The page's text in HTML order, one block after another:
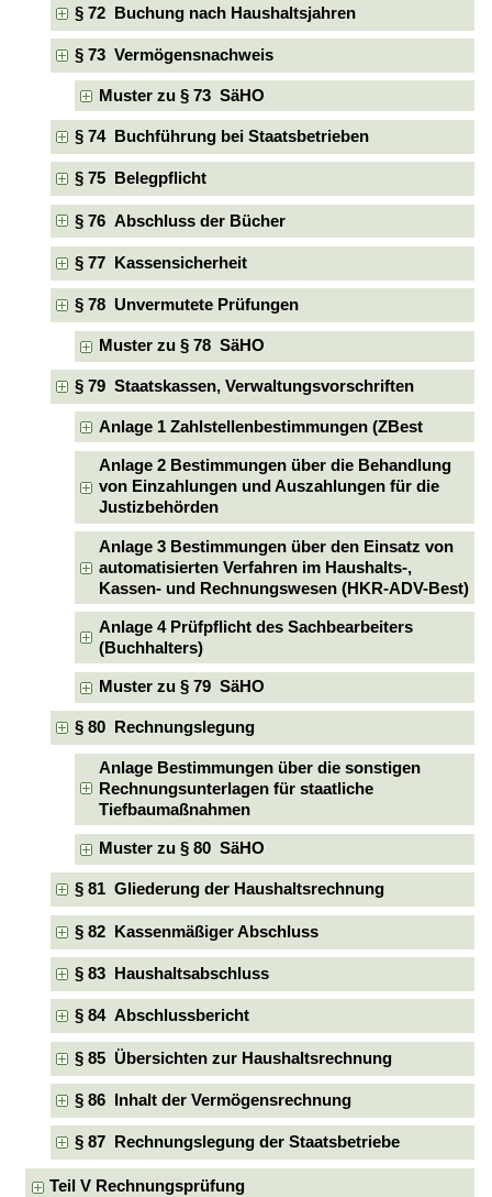
§ 72 Buchung nach Haushaltsjahren
§ 73 Vermögensnachweis
Muster zu § 73 SäHO
§ 74 Buchführung bei Staatsbetrieben
§ 75 Belegpflicht
§ 76 Abschluss der Bücher
§ 77 Kassensicherheit
§ 78 Unvermutete Prüfungen
Muster zu § 78 SäHO
§ 79 Staatskassen, Verwaltungsvorschriften
Anlage 1 Zahlstellenbestimmungen (ZBest
Anlage 2 Bestimmungen über die Behandlung
von Einzahlungen und Auszahlungen für die
Justizbehörden
Anlage 3 Bestimmungen über den Einsatz von
automatisierten Verfahren im Haushalts-,
Kassen- und Rechnungswesen (HKR-ADV-Best)
Anlage 4 Prüfpflicht des Sachbearbeiters
(Buchhalters)
Muster zu § 79 SäHO
§ 80 Rechnungslegung
Anlage Bestimmungen über die sonstigen
Rechnungsunterlagen für staatliche
Tiefbaumaßnahmen
Muster zu § 80 SäHO
§ 81 Gliederung der Haushaltsrechnung
§ 82 Kassenmäßiger Abschluss
§ 83 Haushaltsabschluss
§ 84 Abschlussbericht
§ 85 Übersichten zur Haushaltsrechnung
§ 86 Inhalt der Vermögensrechnung
§ 87 Rechnungslegung der Staatsbetriebe
Teil V Rechnungsprüfung